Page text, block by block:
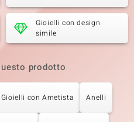
Gioielli con design
simile
prodotto
Gioielli con Ametista Anelli